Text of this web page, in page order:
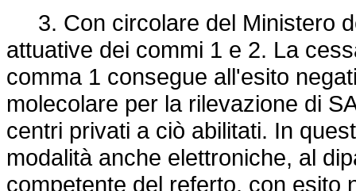
3. Con circolare del Ministero
attuative dei commi 1 e 2. La
comma 1 consegue all'esito
molecolare per la rilevazione di
centri privati a ciò abilitati. In
modalità anche elettroniche, al
competente del referto, con esito